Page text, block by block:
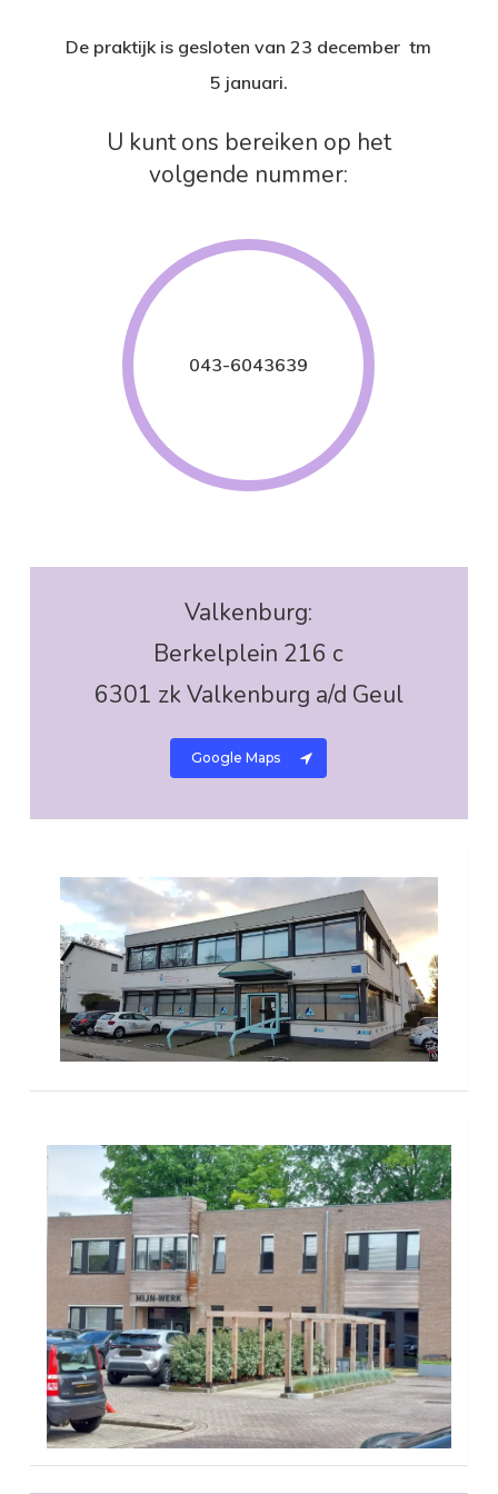
De praktijk is gesloten van 23 december tm
5 januari.
U kunt ons bereiken op het
volgende nummer:
043-6043639
Valkenburg:
Berkelplein 216 c
6301 zk Valkenburg a/d Geul
Google Maps